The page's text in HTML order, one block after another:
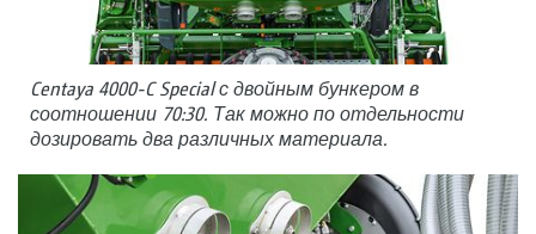
Centaya 4000-C Special с двойным бункером в
соотношении 70:30. Так можно по отдельности
дозировать два различных материала.